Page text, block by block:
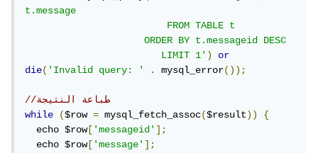
t.message
                         FROM TABLE t
                     ORDER BY t.messageid DESC
                        LIMIT 1'
)
or
die('Invalid query: ' . mysql_error());
//طباعة النتيجة
while
($row = mysql_fetch_assoc($result))
{
  echo $row
['messageid'];
  echo $row
['message'];